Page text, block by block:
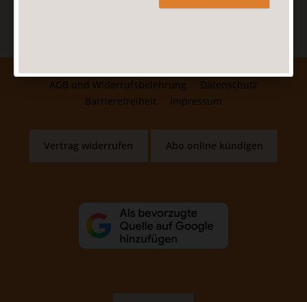
AGB und Widerrufsbelehrung
Datenschutz
Barrierefreiheit
Impressum
Vertrag widerrufen Abo online kündigen